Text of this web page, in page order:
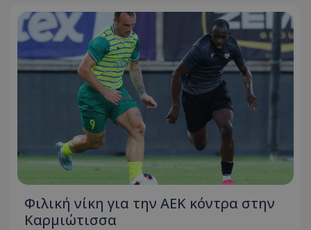
Φιλική νίκη για την ΑΕΚ κόντρα στην
Καρμιώτισσα